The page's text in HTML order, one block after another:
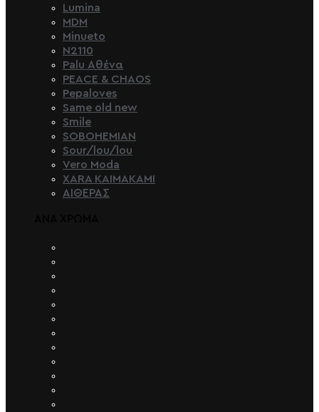
Lumina
MDM
Minueto
N2110
Palu Αθένα
PEACE & CHAOS
Pepaloves
Same old new
Smile
SOBOHEMIAN
Sour/lou/lou
Vero Moda
XARA KAIMAKAMI
ΑΙΘΕΡΑΣ